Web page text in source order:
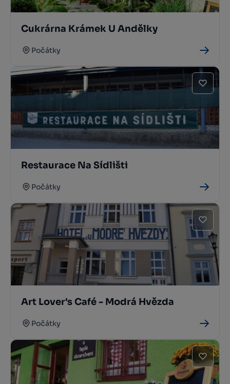
Cukrárna Krámek U Andělky
Počátky
Restaurace Na Sídlišti
Počátky
Art Lover's Café - Modrá Hvězda
Počátky